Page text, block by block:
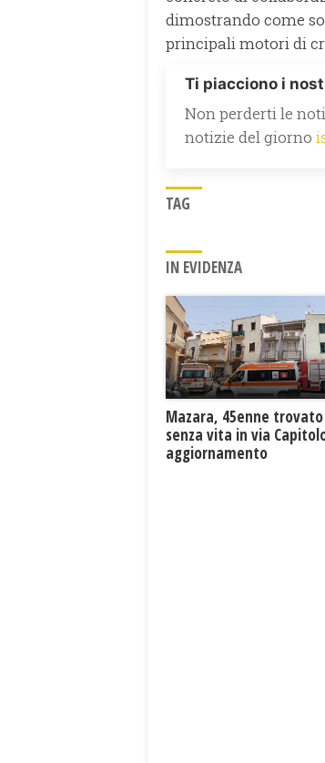
dimostrando come
principali motori di
Ti piacciono i
Non perderti le
notizie del giorno
TAG
IN EVIDENZA
Mazara, 45enne trovato
senza vita in via
aggiornamento